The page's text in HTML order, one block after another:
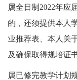
属全日制2022年应
的，还须提供本人
业推荐表、本人关
及确保取得规培证
属已修完教学计划